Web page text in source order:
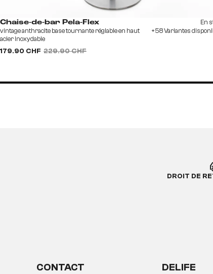
Chaise-de-bar Pela-Flex
vintage anthracite base tournante réglable en haut
acier inoxydable
179.90 CHF 229.90 CHF
En
+58 Variantes
DROIT DE
CONTACT DELIFE